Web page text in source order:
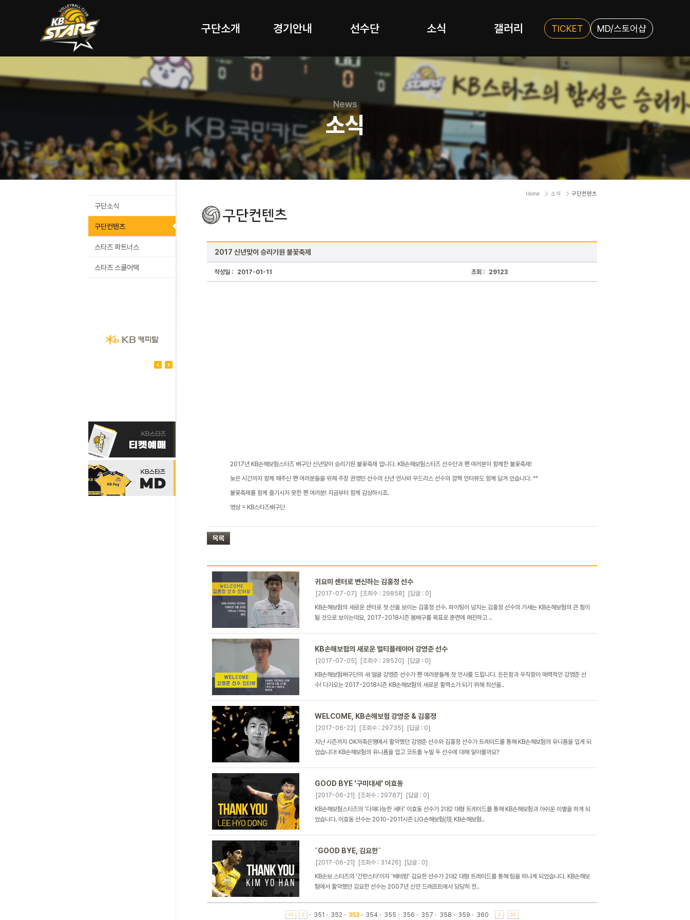
구단소개 경기안내 선수단 소식 갤러리 TICKET MD/스토어샵
구단소식
구단컨텐츠
스타즈 파트너스
스타즈 스쿨어택
Home 소식 구단컨텐츠
2017 신년맞이 승리기원 불꽃축제
작성일 : 2017-01-11 조회 : 29123
2017년 KB손해보험스타즈 배구단 신년맞이 승리기원 불꽃축제 입니다. KB손해보험스타즈 선수단과 팬 여러분이 함께한 불꽃축제!
늦은 시간까지 함께 해주신 팬 여러분들을 위해 주장 권영민 선수의 신년 인사와 우드리스 선수의 깜짝 인터뷰도 함께 담겨 있습니다. ^^
불꽃축제를 함께 즐기시지 못한 팬 여러분! 지금부터 함께 감상하시죠.
영상 = KB스타즈배구단
귀요미 센터로 변신하는 김홍정 선수
[2017-07-07] [조회수 : 29858]
[답글 : 0]
KB손해보험의 새로운 센터로 첫 선을 보이는 김홍정 선수. 파이팅이 넘치는 김홍정 선수의 가세는 KB손해보험의 큰 힘이
될 것으로 보이는데요, 2017-2018시즌 봄배구를 목표로 훈련에 매진하고 ..
KB손해보험의 새로운 멀티플레이어 강영준 선수
[2017-07-05] [조회수 : 28520]
[답글 : 0]
KB손해보험배구단의 새 얼굴 강영준 선수가 팬 여러분들께 첫 인사를 드립니다. 든든함과 우직함이 매력적인 강영준 선
수! 다가오는 2017-2018시즌 KB손해보험의 새로운 활력소가 되기 위해 최선을..
WELCOME, KB손해보험 강영준 & 김홍정
[2017-06-22] [조회수 : 29735]
[답글 : 0]
지난 시즌까지 OK저축은행에서 활약했던 강영준 선수와 김홍정 선수가 트레이드를 통해 KB손해보험의 유니폼을 입게 되
었습니다! KB손해보험의 유니폼을 입고 코트를 누빌 두 선수에 대해 알아볼까요?
GOOD BYE '구미대세' 이효동
[2017-06-21] [조회수 : 29787]
[답글 : 0]
KB손해보험스타즈의 '다재다능한 세터' 이효동 선수가 2대2 대형 트레이드를 통해 KB손해보험과 아쉬운 이별을 하게 되
었습니다. 이효동 선수는 2010-2011시즌 LIG손해보험(現 KB손해보험..
˝GOOD BYE, 김요한˝
[2017-06-21] [조회수 : 31426]
[답글 : 0]
KB손보 스타즈의 '간판스타'이자 '베테랑' 김요한 선수가 2대2 대형 트레이드를 통해 팀을 떠나게 되었습니다. KB손해보
험에서 활약했던 김요한 선수는 2007년 신인 드래프트에서 당당히 전..
351 352 353 354 355 356 357 358 359 360